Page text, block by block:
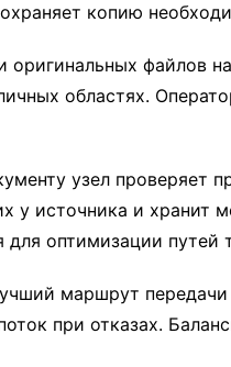
копию
оригинальных файлов
областях.
узел проверяет
у источника и
для оптимизации
маршрут
при отказах.